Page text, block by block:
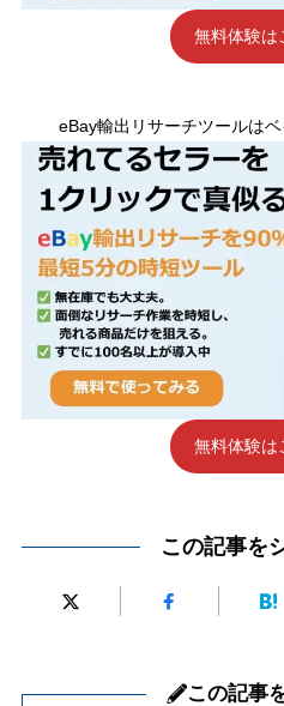
無料体験は
eBay輸出リサーチツールはベ
無料体験は
この記事を
この記事